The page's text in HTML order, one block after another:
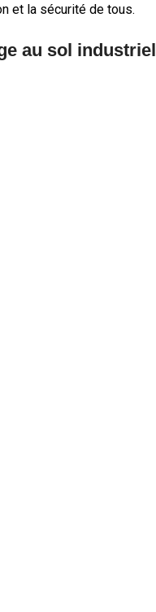
et la sécurité de tous.
au sol industriel